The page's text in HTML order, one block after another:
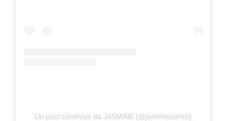
Un post condiviso da JASMINE (@jasminecarrisi)